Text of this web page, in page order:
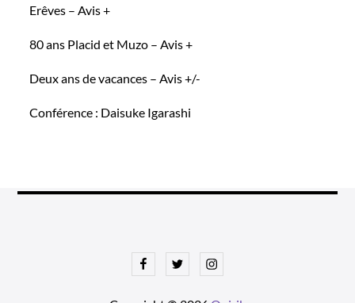
Erêves – Avis +
80 ans Placid et Muzo – Avis +
Deux ans de vacances – Avis +/-
Conférence : Daisuke Igarashi
FacebookTwitterInstagram